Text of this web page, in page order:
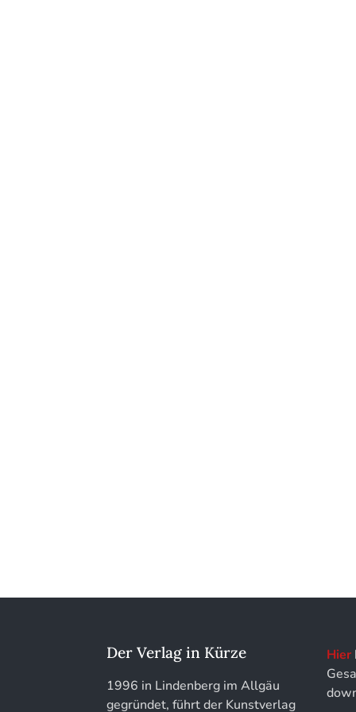
Der Verlag in Kürze
1996 in Lindenberg im Allgäu
gegründet, führt der Kunstverlag
Hier